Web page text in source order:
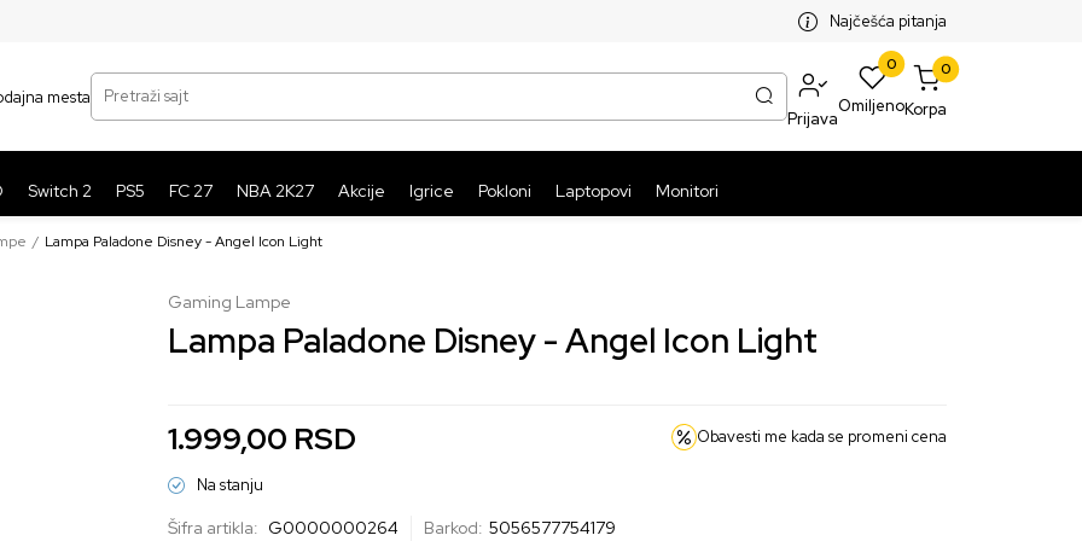
BESPLATNA ISPORUKA PAKETA PREKO 5999 RSDNajčešća pitanja
mesta
Pretraži sajt
Prijava
0
Omiljeno
0
Korpa
Switch 2 PS5 FC 27 NBA 2K27 Akcije Igrice Pokloni Laptopovi Monitori
Lampa Paladone Disney - Angel Icon Light
Gaming Lampe
Lampa Paladone Disney - Angel Icon Light
1.999,00 RSD Obavesti me kada se promeni cena
Na stanju
Šifra artikla: G0000000264 Barkod: 5056577754179